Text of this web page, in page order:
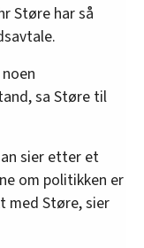
Støre har så
sa Støre til
sier etter et
om politikken er
med Støre, sier